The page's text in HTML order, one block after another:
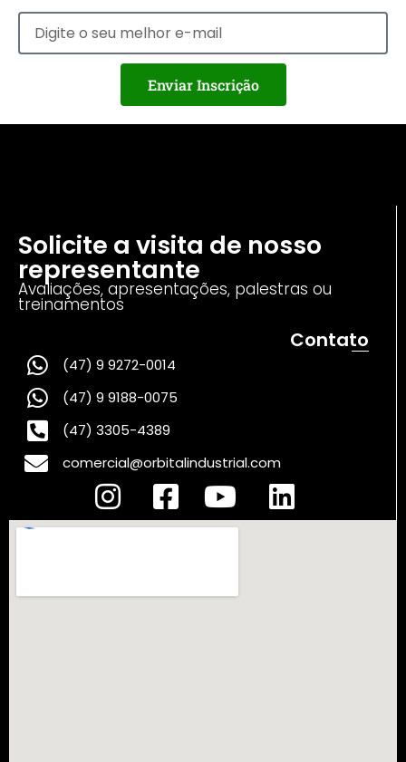
Enviar Inscrição
Solicite a visita de nosso
representante
Avaliações, apresentações, palestras ou
treinamentos
Contato
(47) 9 9272-0014
(47) 9 9188-0075
(47) 3305-4389
comercial@orbitalindustrial.com